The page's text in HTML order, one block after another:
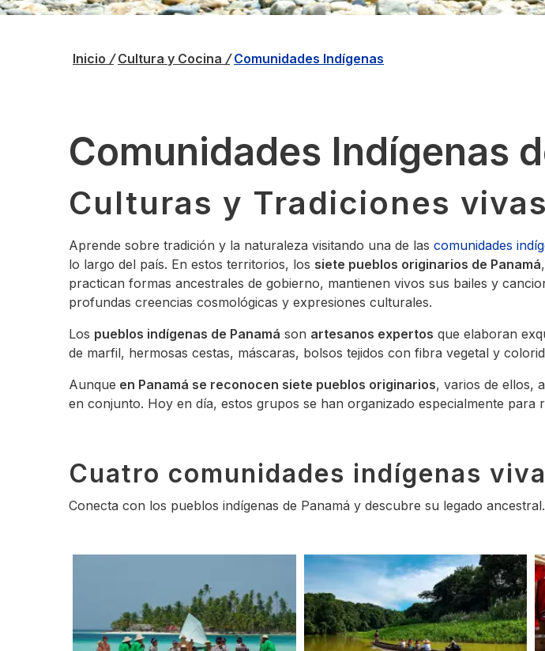
Inicio / Cultura y Cocina / Comunidades Indígenas
Comunidades Indígenas
Culturas y Tradiciones vivas
Aprende sobre tradición y la naturaleza visitando una de las comunidades
lo largo del país. En estos territorios, los siete pueblos originarios de Panamá,
practican formas ancestrales de gobierno, mantienen vivos sus bailes y
profundas creencias cosmológicas y expresiones culturales.
Los pueblos indígenas de Panamá son artesanos expertos que elaboran
de marfil, hermosas cestas, máscaras, bolsos tejidos con fibra vegetal y
Aunque en Panamá se reconocen siete pueblos originarios, varios de ellos,
en conjunto. Hoy en día, estos grupos se han organizado especialmente
Cuatro comunidades indígenas
Conecta con los pueblos indígenas de Panamá y descubre su legado